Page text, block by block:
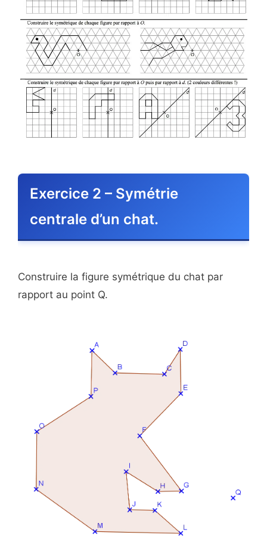
Exercice 2 – Symétrie
centrale d’un chat.
Construire la figure symétrique du chat par
rapport au point Q.